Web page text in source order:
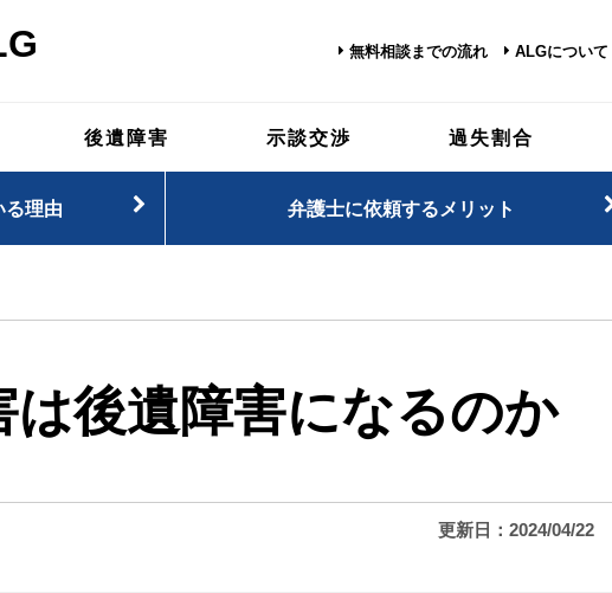
無料相談までの流れ ALGについて
後遺障害 示談交渉 過失割合
る理由 弁護士に依頼するメリット
後遺障害になるのか
更新日：2024/04/22